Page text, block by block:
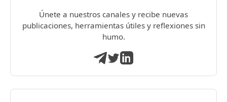
Únete a nuestros canales y recibe nuevas
publicaciones, herramientas útiles y reflexiones sin
humo.